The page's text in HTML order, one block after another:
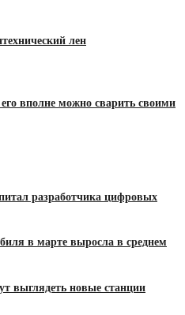
лен
вполне можно сварить своими
разработчика цифровых
в марте выросла в среднем
выглядеть новые станции